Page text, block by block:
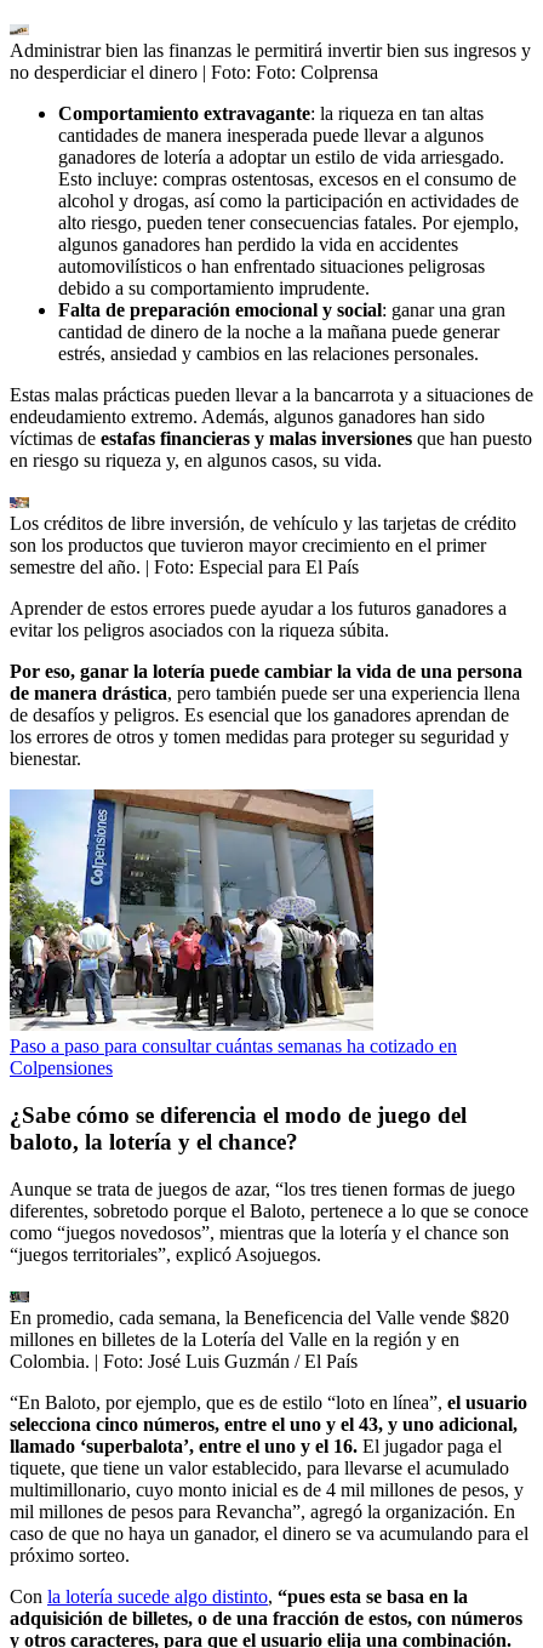
Administrar bien las finanzas le permitirá invertir bien sus ingresos y
no desperdiciar el dinero | Foto: Foto: Colprensa
Comportamiento extravagante: la riqueza en tan altas
cantidades de manera inesperada puede llevar a algunos
ganadores de lotería a adoptar un estilo de vida arriesgado.
Esto incluye: compras ostentosas, excesos en el consumo de
alcohol y drogas, así como la participación en actividades de
alto riesgo, pueden tener consecuencias fatales. Por ejemplo,
algunos ganadores han perdido la vida en accidentes
automovilísticos o han enfrentado situaciones peligrosas
debido a su comportamiento imprudente.
Falta de preparación emocional y social: ganar una gran
cantidad de dinero de la noche a la mañana puede generar
estrés, ansiedad y cambios en las relaciones personales.
Estas malas prácticas pueden llevar a la bancarrota y a situaciones de
endeudamiento extremo. Además, algunos ganadores han sido
víctimas de estafas financieras y malas inversiones que han puesto
en riesgo su riqueza y, en algunos casos, su vida.
Los créditos de libre inversión, de vehículo y las tarjetas de crédito
son los productos que tuvieron mayor crecimiento en el primer
semestre del año. | Foto: Especial para El País
Aprender de estos errores puede ayudar a los futuros ganadores a
evitar los peligros asociados con la riqueza súbita.
Por eso, ganar la lotería puede cambiar la vida de una persona
de manera drástica, pero también puede ser una experiencia llena
de desafíos y peligros. Es esencial que los ganadores aprendan de
los errores de otros y tomen medidas para proteger su seguridad y
bienestar.
Paso a paso para consultar cuántas semanas ha cotizado en
Colpensiones
¿Sabe cómo se diferencia el modo de juego del
baloto, la lotería y el chance?
Aunque se trata de juegos de azar, “los tres tienen formas de juego
diferentes, sobretodo porque el Baloto, pertenece a lo que se conoce
como “juegos novedosos”, mientras que la lotería y el chance son
“juegos territoriales”, explicó Asojuegos.
En promedio, cada semana, la Beneficencia del Valle vende $820
millones en billetes de la Lotería del Valle en la región y en
Colombia. | Foto: José Luis Guzmán / El País
“En Baloto, por ejemplo, que es de estilo “loto en línea”, el usuario
selecciona cinco números, entre el uno y el 43, y uno adicional,
llamado ‘superbalota’, entre el uno y el 16. El jugador paga el
tiquete, que tiene un valor establecido, para llevarse el acumulado
multimillonario, cuyo monto inicial es de 4 mil millones de pesos, y
mil millones de pesos para Revancha”, agregó la organización. En
caso de que no haya un ganador, el dinero se va acumulando para el
próximo sorteo.
Con la lotería sucede algo distinto, “pues esta se basa en la
adquisición de billetes, o de una fracción de estos, con números
y otros caracteres, para que el usuario elija una combinación.